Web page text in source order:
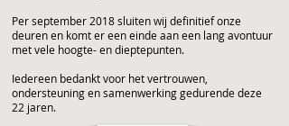
Per september 2018 sluiten wij definitief onze
deuren en komt er een einde aan een lang avontuur
met vele hoogte- en dieptepunten.
Iedereen bedankt voor het vertrouwen,
ondersteuning en samenwerking gedurende deze
22 jaren.